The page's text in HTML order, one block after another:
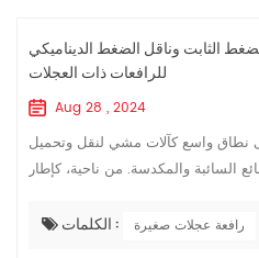
الثابت وناقل الضغط الديناميكي
للرافعات ذات العجلات
Aug 28 , 2024
نطاق واسع كآلات مشي لنقل وتحميل
السائبة والمكدسة. من ناحية، كإطار
وم...
الكلمات : رافعة عجلات صغيرة